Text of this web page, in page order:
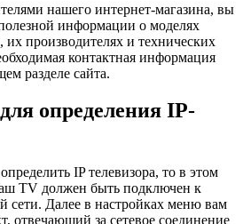
нашего интернет-магазина, вы
информации о моделях
их производителях и технических
контактная информация
разделе сайта.
определения IP-
IP телевизора, то в этом
TV должен быть подключен к
сети. Далее в настройках меню вам
отвечающий за сетевое соединение